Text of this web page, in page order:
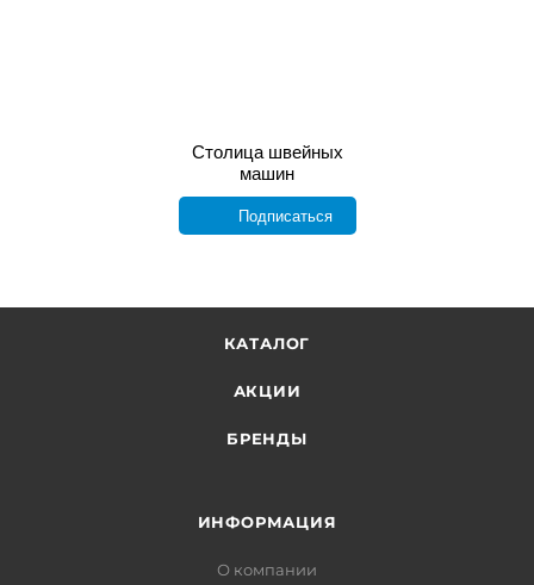
Столица швейных
машин
Подписаться
КАТАЛОГ
АКЦИИ
БРЕНДЫ
ИНФОРМАЦИЯ
О компании